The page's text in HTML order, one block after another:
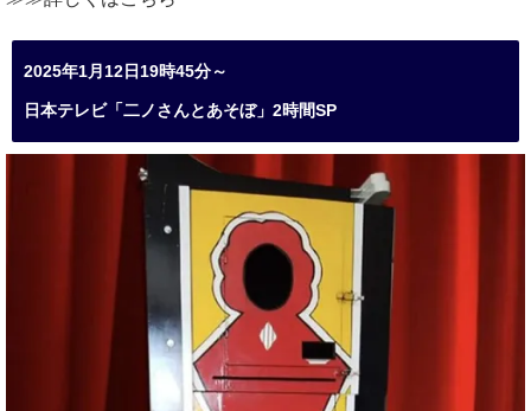
2025年1月12日19時45分～
日本テレビ「二ノさんとあそぼ」2時間SP